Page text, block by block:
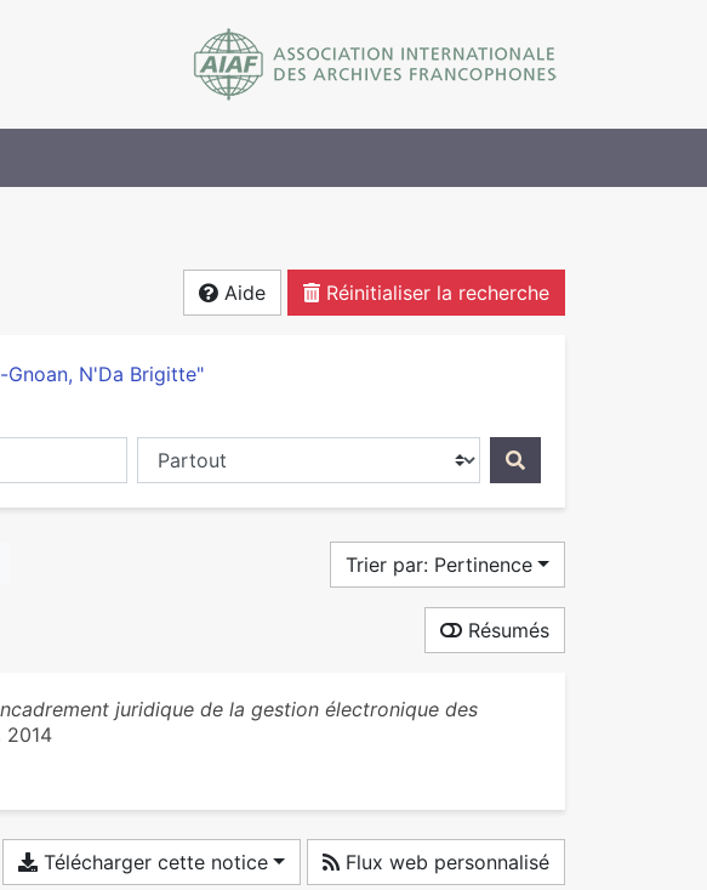
Aide Réinitialiser la recherche
Gnoan, N'Da Brigitte"
Chercher dans...
Trier par: Pertinence
Résumés
juridique de la gestion électronique des
2014
Télécharger cette notice Flux web personnalisé